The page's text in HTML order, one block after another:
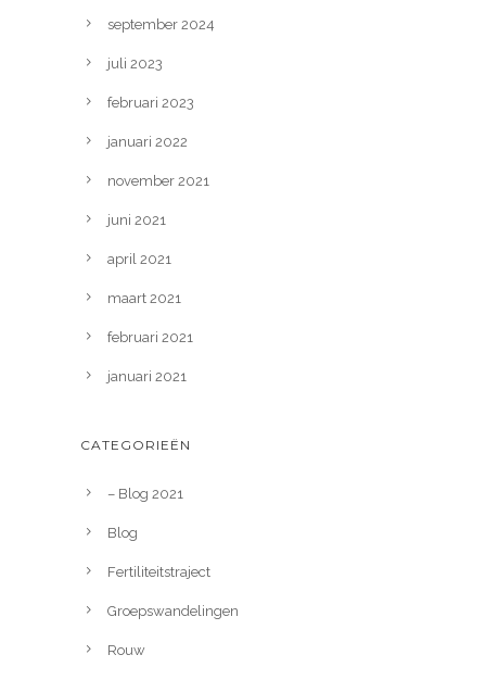
september 2024
juli 2023
februari 2023
januari 2022
november 2021
juni 2021
april 2021
maart 2021
februari 2021
januari 2021
CATEGORIEËN
– Blog 2021
Blog
Fertiliteitstraject
Groepswandelingen
Rouw